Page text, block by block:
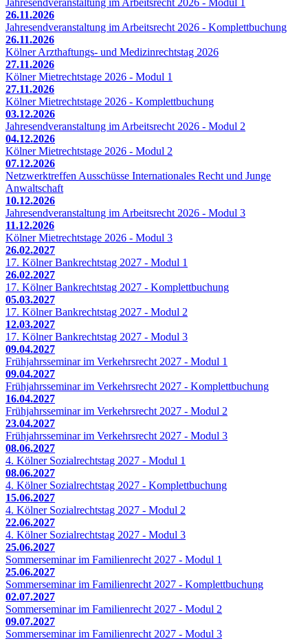
Jahresendveranstaltung im Arbeitsrecht 2026 - Modul 1
26.11.2026
Jahresendveranstaltung im Arbeitsrecht 2026 - Komplettbuchung
26.11.2026
Kölner Arzthaftungs- und Medizinrechtstag 2026
27.11.2026
Kölner Mietrechtstage 2026 - Modul 1
27.11.2026
Kölner Mietrechtstage 2026 - Komplettbuchung
03.12.2026
Jahresendveranstaltung im Arbeitsrecht 2026 - Modul 2
04.12.2026
Kölner Mietrechtstage 2026 - Modul 2
07.12.2026
Netzwerktreffen Ausschüsse Internationales Recht und Junge
Anwaltschaft
10.12.2026
Jahresendveranstaltung im Arbeitsrecht 2026 - Modul 3
11.12.2026
Kölner Mietrechtstage 2026 - Modul 3
26.02.2027
17. Kölner Bankrechtstag 2027 - Modul 1
26.02.2027
17. Kölner Bankrechtstag 2027 - Komplettbuchung
05.03.2027
17. Kölner Bankrechtstag 2027 - Modul 2
12.03.2027
17. Kölner Bankrechtstag 2027 - Modul 3
09.04.2027
Frühjahrsseminar im Verkehrsrecht 2027 - Modul 1
09.04.2027
Frühjahrsseminar im Verkehrsrecht 2027 - Komplettbuchung
16.04.2027
Frühjahrsseminar im Verkehrsrecht 2027 - Modul 2
23.04.2027
Frühjahrsseminar im Verkehrsrecht 2027 - Modul 3
08.06.2027
4. Kölner Sozialrechtstag 2027 - Modul 1
08.06.2027
4. Kölner Sozialrechtstag 2027 - Komplettbuchung
15.06.2027
4. Kölner Sozialrechtstag 2027 - Modul 2
22.06.2027
4. Kölner Sozialrechtstag 2027 - Modul 3
25.06.2027
Sommerseminar im Familienrecht 2027 - Modul 1
25.06.2027
Sommerseminar im Familienrecht 2027 - Komplettbuchung
02.07.2027
Sommerseminar im Familienrecht 2027 - Modul 2
09.07.2027
Sommerseminar im Familienrecht 2027 - Modul 3